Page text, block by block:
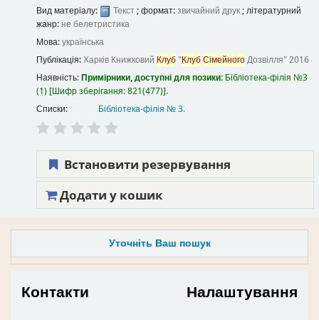
Уточніть Ваш пошук
Вид матеріалу: Текст; формат:звичайний друк; літературний
жанр: не белетристика
Мова:українська
Публікація:Харків Книжковий Клуб"КлубСімейногоДозвілля" 2016
Наявність:Примірники, доступні для позики: Бібліотека-філія №3
(1) Шифр зберігання:821(477) .
Списки:
Бібліотека-філія № 3.
Встановити резервування
Додати у кошик
Контакти Налаштування